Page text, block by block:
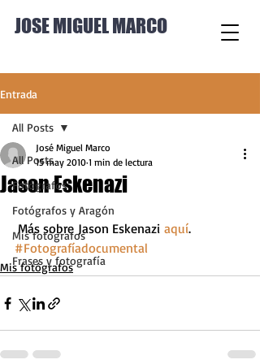
JOSE MIGUEL MARCO
Entrada
All Posts
Fotógrafos
Fotógrafos y Aragón
Mis fotógrafos
Frases y fotografía
All Posts
Jason Eskenazi
José Miguel Marco
15 may 2010 1 min de lectura
Más sobre Jason Eskenazi aquí.
#Fotografíadocumental
Mis fotógrafos